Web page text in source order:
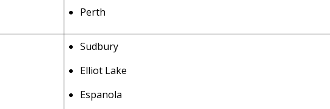
Perth
Sudbury
Elliot Lake
Espanola